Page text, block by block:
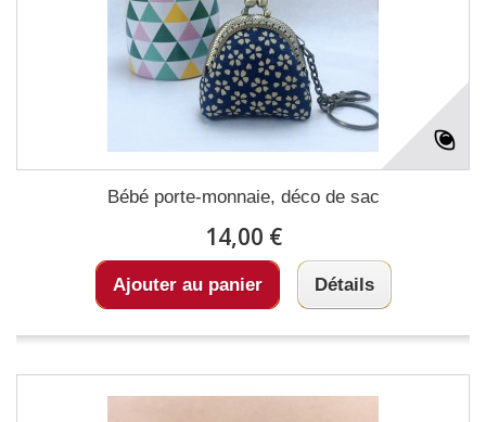
Bébé porte-monnaie, déco de sac
14,00 €
Ajouter au panier Détails